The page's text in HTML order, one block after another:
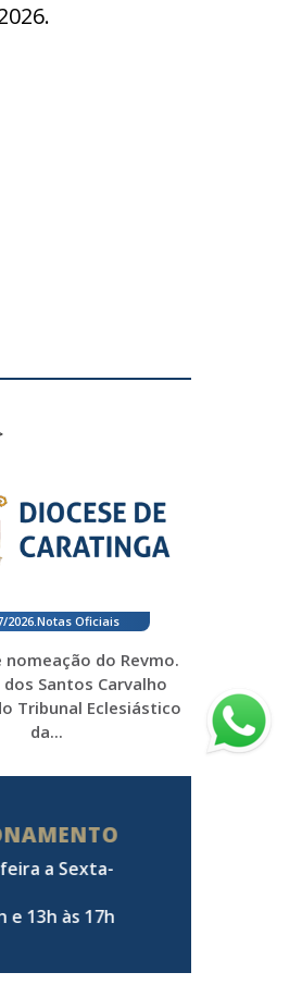
2026.Notas Oficiais
do Revmo.
dos Santos Carvalho
Tribunal Eclesiástico
da...
feira a Sexta-
e 13h às 17h